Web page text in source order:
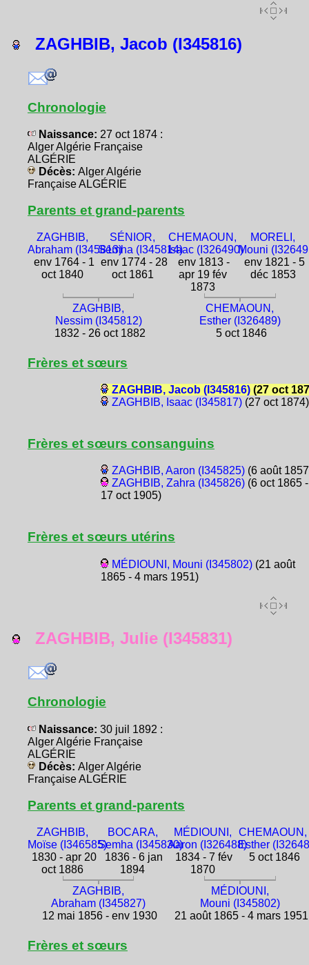
ZAGHBIB, Jacob (I345816)
Chronologie
Naissance: 27 oct 1874 :
Alger Algérie Française
ALGÉRIE
Décès: Alger Algérie
Française ALGÉRIE
Parents et grand-parents
ZAGHBIB,
Abraham (I345813)
env 1764 - 1
oct 1840
SÉNIOR,
Semha (I345814)
env 1774 - 28
oct 1861
CHEMAOUN,
Isaac (I326490)
env 1813 -
apr 19 fév
1873
MORELI,
Mouni
env 1821 - 5
déc 1853
ZAGHBIB,
Nessim (I345812)
1832 - 26 oct 1882
CHEMAOUN,
Esther (I326489)
5 oct 1846
Frères et sœurs
ZAGHBIB, Jacob (I345816)(27 oct
ZAGHBIB, Isaac (I345817)(27 oct 1874)
Frères et sœurs consanguins
ZAGHBIB, Aaron (I345825)(6 août
ZAGHBIB, Zahra (I345826)(6 oct 1865 -
17 oct 1905)
Frères et sœurs utérins
MÉDIOUNI, Mouni (I345802)(21 août
1865 - 4 mars 1951)
ZAGHBIB, Julie (I345831)
Chronologie
Naissance: 30 juil 1892 :
Alger Algérie Française
ALGÉRIE
Décès: Alger Algérie
Française ALGÉRIE
Parents et grand-parents
ZAGHBIB,
Moïse (I346585)
1830 - apr 20
oct 1886
BOCARA,
Semha (I345830)
1836 - 6 jan
1894
MÉDIOUNI,
Aaron (I326488)
1834 - 7 fév
1870
CHEMAOUN,
Esther
5 oct 1846
ZAGHBIB,
Abraham (I345827)
12 mai 1856 - env 1930
MÉDIOUNI,
Mouni (I345802)
21 août 1865 - 4 mars 1951
Frères et sœurs